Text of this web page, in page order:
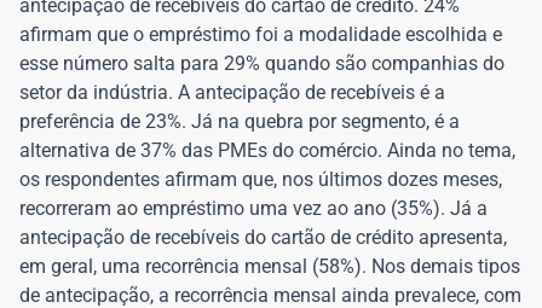
antecipação de recebíveis do cartão de crédito. 24%
afirmam que o empréstimo foi a modalidade escolhida e
esse número salta para 29% quando são companhias do
setor da indústria. A antecipação de recebíveis é a
preferência de 23%. Já na quebra por segmento, é a
alternativa de 37% das PMEs do comércio. Ainda no tema,
os respondentes afirmam que, nos últimos dozes meses,
recorreram ao empréstimo uma vez ao ano (35%). Já a
antecipação de recebíveis do cartão de crédito apresenta,
em geral, uma recorrência mensal (58%). Nos demais tipos
de antecipação, a recorrência mensal ainda prevalece, com